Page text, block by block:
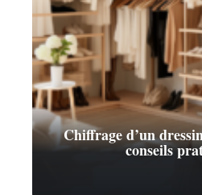
Chiffrage d’un
conseils